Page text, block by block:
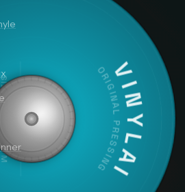
VINYLAI
ORIGINAL PRESSING
RPM